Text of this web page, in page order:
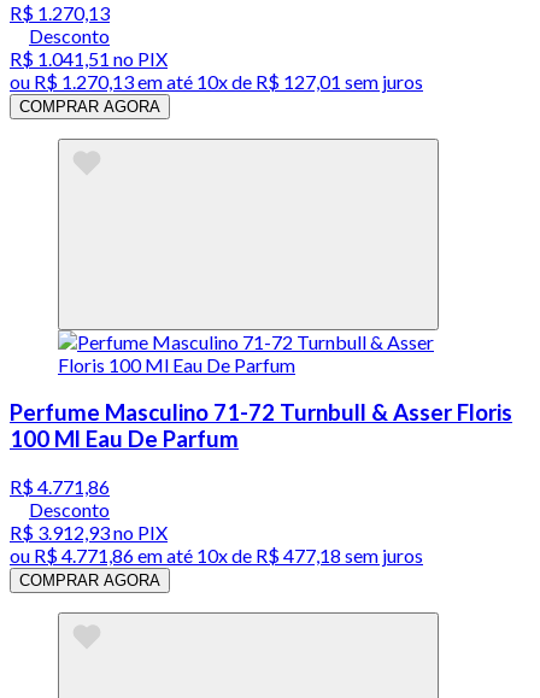
R$ 1.270,13
Desconto
R$ 1.041,51 no PIX
ou R$ 1.270,13em até 10x de R$ 127,01 sem juros
COMPRAR AGORA
Perfume Masculino 71-72 Turnbull & Asser Floris
100 Ml Eau De Parfum
R$ 4.771,86
Desconto
R$ 3.912,93no PIX
ou R$ 4.771,86em até 10x de R$ 477,18 sem juros
COMPRAR AGORA